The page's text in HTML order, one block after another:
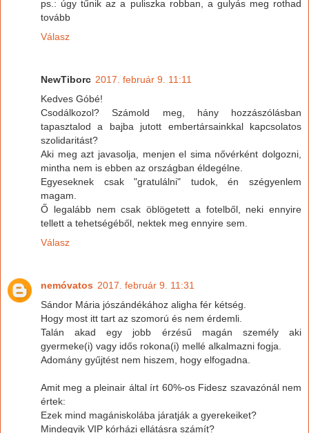
ps.: úgy tűnik az a puliszka robban, a gulyás meg rothad
tovább
Válasz
NewTiborc 2017. február 9. 11:11
Kedves Góbé!
Csodálkozol? Számold meg, hány hozzászólásban
tapasztalod a bajba jutott embertársainkkal kapcsolatos
szolidaritást?
Aki meg azt javasolja, menjen el sima nővérként dolgozni,
mintha nem is ebben az országban éldegélne.
Egyeseknek csak "gratulálni" tudok, én szégyenlem
magam.
Ő legalább nem csak öblögetett a fotelből, neki ennyire
tellett a tehetségéből, nektek meg ennyire sem.
Válasz
nemóvatos 2017. február 9. 11:31
Sándor Mária jószándékához aligha fér kétség.
Hogy most itt tart az szomorú és nem érdemli.
Talán akad egy jobb érzésű magán személy aki
gyermeke(i) vagy idős rokona(i) mellé alkalmazni fogja.
Adomány gyűjtést nem hiszem, hogy elfogadna.
Amit meg a pleinair által írt 60%-os Fidesz szavazónál nem
értek:
Ezek mind magániskolába járatják a gyerekeiket?
Mindegyik VIP kórházi ellátásra számít?